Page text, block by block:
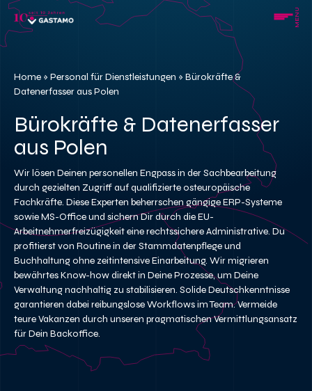
Skip
content
MENU
Home » Personal für Dienstleistungen » Bürokräfte &
Datenerfasser aus Polen
Bürokräfte & Datenerfasser
aus Polen
Wir lösen Deinen personellen Engpass in der Sachbearbeitung
durch gezielten Zugriff auf qualifizierte osteuropäische
Fachkräfte. Diese Experten beherrschen gängige ERP-Systeme
sowie MS-Office und sichern Dir durch die EU-
Arbeitnehmerfreizügigkeit eine rechtssichere Administrative. Du
profitierst von Routine in der Stammdatenpflege und
Buchhaltung ohne zeitintensive Einarbeitung. Wir migrieren
bewährtes Know-how direkt in Deine Prozesse, um Deine
Verwaltung nachhaltig zu stabilisieren. Solide Deutschkenntnisse
garantieren dabei reibungslose Workflows im Team. Vermeide
teure Vakanzen durch unseren pragmatischen Vermittlungsansatz
für Dein Backoffice.